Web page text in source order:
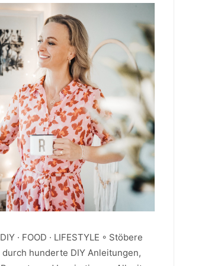
DIY · FOOD · LIFESTYLE ◦ Stöbere
durch hunderte DIY Anleitungen,